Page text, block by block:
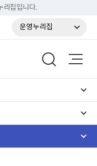
리집입니다.
운영누리집